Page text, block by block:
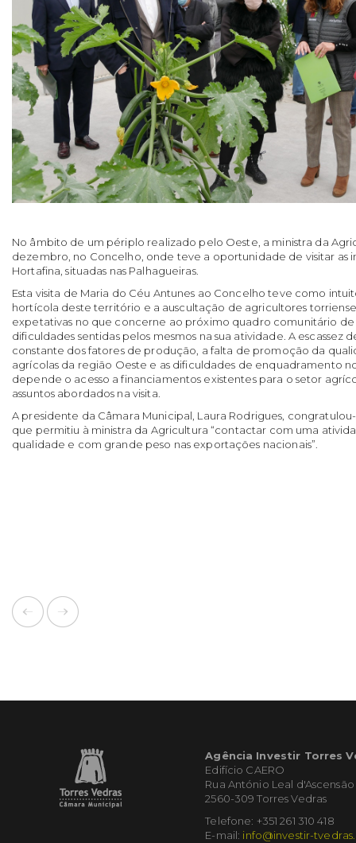
No âmbito de um périplo realizado pelo Oeste, a ministra da
dezembro, no Concelho, onde teve a oportunidade de visitar as
Hortafina, situadas nas Palhagueiras.
Esta visita de Maria do Céu Antunes ao Concelho teve como
hortícola deste território e a auscultação de agricultores
expetativas no que concerne ao próximo quadro comunitário
dificuldades sentidas pelos mesmos na sua atividade. A escassez
constante dos fatores de produção, a falta de promoção da
agrícolas da região Oeste e as dificuldades de enquadramento
depende o acesso a financiamentos existentes para o setor
assuntos abordados na visita.
A presidente da Câmara Municipal, Laura Rodrigues,
que permitiu à ministra da Agricultura “contactar com uma
qualidade e com grande peso nas exportações nacionais”.
Agência Investir Torres
Edifício CAERO
Rua António Leal d'Ascensão
2560-309 Torres Vedras
Telefone: +351 261 310 418
E-mail: info@investir-